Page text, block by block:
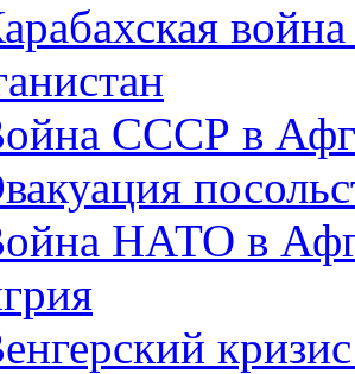
СССР в
НАТО в